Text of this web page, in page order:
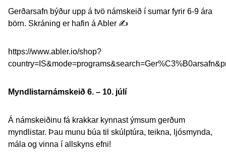
Gerðarsafn býður upp á tvö námskeið í sumar fyrir 6-9 ára
börn. Skráning er hafin á Abler ✍️
https://www.abler.io/shop?
Myndlistarnámskeið 6. – 10. júlí
Á námskeiðinu fá krakkar kynnast ýmsum gerðum
myndlistar. Þau munu búa til skúlptúra, teikna, ljósmynda,
mála og vinna í allskyns efni!